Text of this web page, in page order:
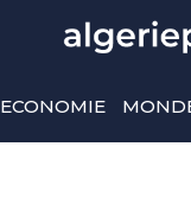
ECONOMIE